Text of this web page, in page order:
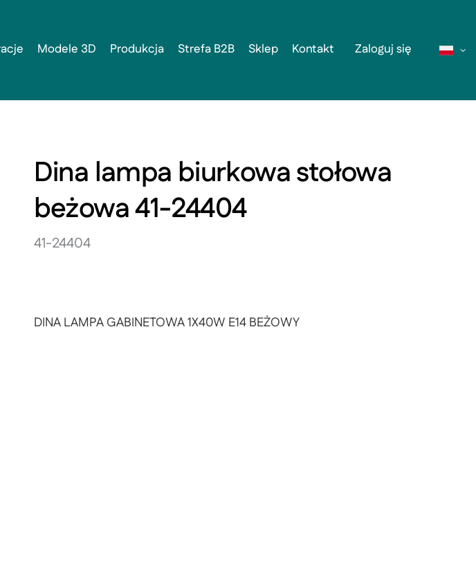
Zaloguj się
Modele 3D Produkcja Strefa B2B Sklep Kontakt
Dina lampa biurkowa stołowa
beżowa 41-24404
41-24404
DINA LAMPA GABINETOWA 1X40W E14 BEŻOWY